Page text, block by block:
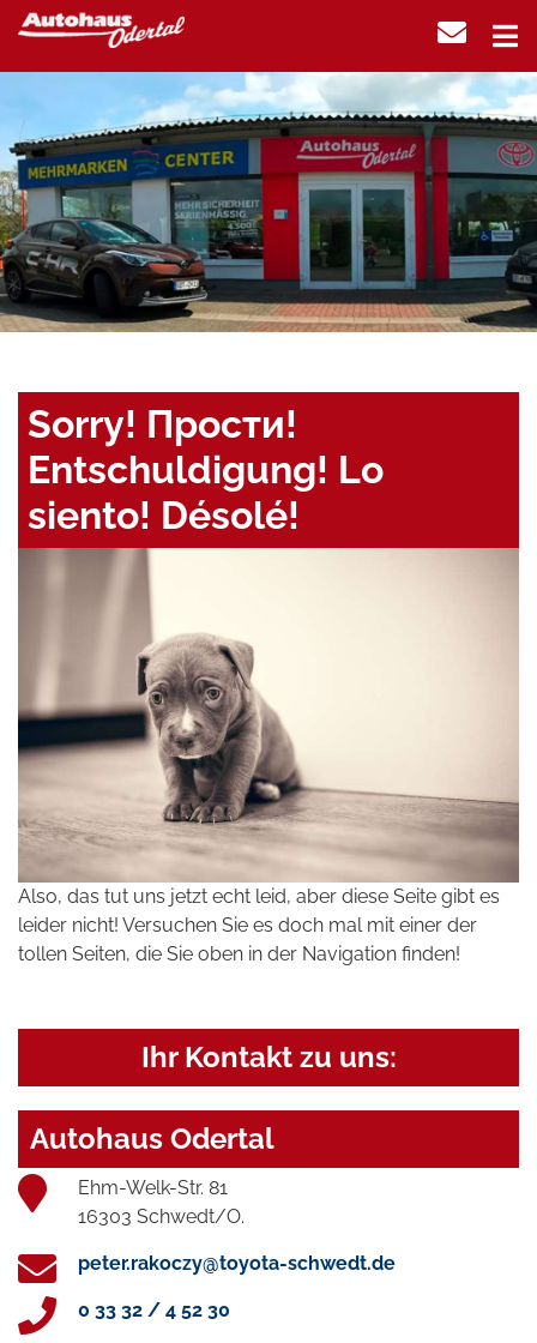
Sorry! Прости!
Entschuldigung! Lo
siento! Désolé!
Also, das tut uns jetzt echt leid, aber diese Seite gibt es
leider nicht! Versuchen Sie es doch mal mit einer der
tollen Seiten, die Sie oben in der Navigation finden!
Ihr Kontakt zu uns:
Autohaus Odertal
Ehm-Welk-Str. 81
16303 Schwedt/O.
peter.rakoczy@toyota-schwedt.de
0 33 32 / 4 52 30